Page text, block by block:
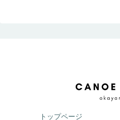
トップページ